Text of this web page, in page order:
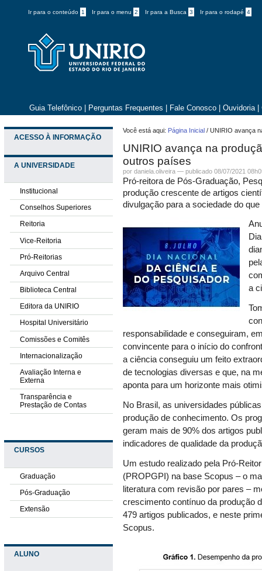
Ir para o conteúdo 1 Ir para o menu 2 Ir para a Busca 3 Ir para o rodapé 4
Guia Telefônico Perguntas Frequentes Fale Conosco Ouvidoria
ACESSO À INFORMAÇÃO
A UNIVERSIDADE
Institucional
Conselhos Superiores
Reitoria
Vice-Reitoria
Pró-Reitorias
Arquivo Central
Biblioteca Central
Editora da UNIRIO
Hospital Universitário
Comissões e Comitês
Internacionalização
Avaliação Interna e
Externa
Transparência e
Prestação de Contas
CURSOS
Graduação
Pós-Graduação
Extensão
ALUNO
Você está aqui: Página Inicial /UNIRIO avança
UNIRIO avança na
outros países
por daniela.oliveira —publicado 08/07/2021
Pró-reitora de Pós-Graduação,
produção crescente de artigos
divulgação para a sociedade do
a
responsabilidade e conseguiram,
convincente para o início do
a ciência conseguiu um feito
de tecnologias diversas e que, na
aponta para um horizonte mais
No Brasil, as universidades
produção de conhecimento. Os
geram mais de 90% dos artigos
indicadores de qualidade da
Um estudo realizado pela Pró-
(PROPGPI) na base Scopus – o
literatura com revisão por pares –
crescimento contínuo da produção
479 artigos publicados, e neste
Scopus.